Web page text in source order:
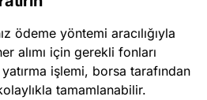
ödeme yöntemi aracılığıyla
alımı için gerekli fonları
işlemi, borsa tarafından
tamamlanabilir.